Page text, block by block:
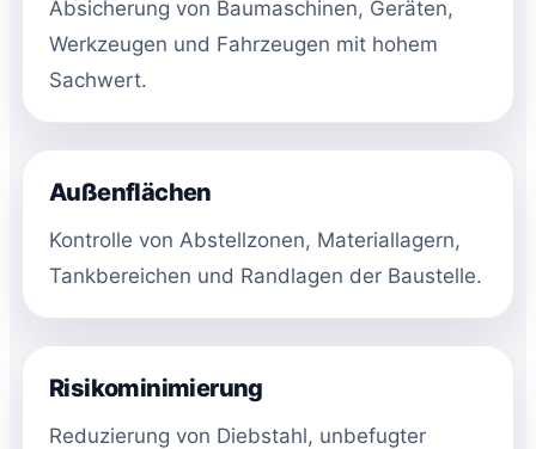
Absicherung von Baumaschinen, Geräten,
Werkzeugen und Fahrzeugen mit hohem
Sachwert.
Außenflächen
Kontrolle von Abstellzonen, Materiallagern,
Tankbereichen und Randlagen der Baustelle.
Risikominimierung
Reduzierung von Diebstahl, unbefugter